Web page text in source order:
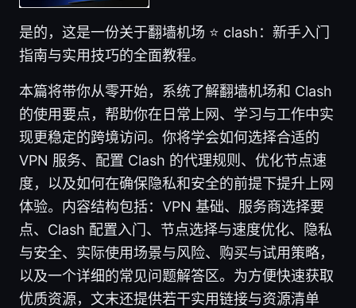
是的，这是一份关于翻墙机场 ⭐ clash：新手入门
指南与实用技巧的全面教程。
本篇将带你从零开始，系统了解翻墙机场和 Clash
的使用要点，帮助你在日常上网、学习与工作中实
现更稳定的跨境访问。你将学会如何选择合适的
VPN 服务、配置 Clash 的代理规则、优化节点速
度，以及如何在确保隐私和安全的前提下提升上网
体验。内容结构包括：VPN 基础、服务商选择要
点、Clash 配置入门、节点选择与速度优化、隐私
与安全、实际使用场景与风险、购买与试用策略，
以及一个详细的常见问题解答区。为方便快速获取
优质资源，文末还提供若干实用链接与资源清单